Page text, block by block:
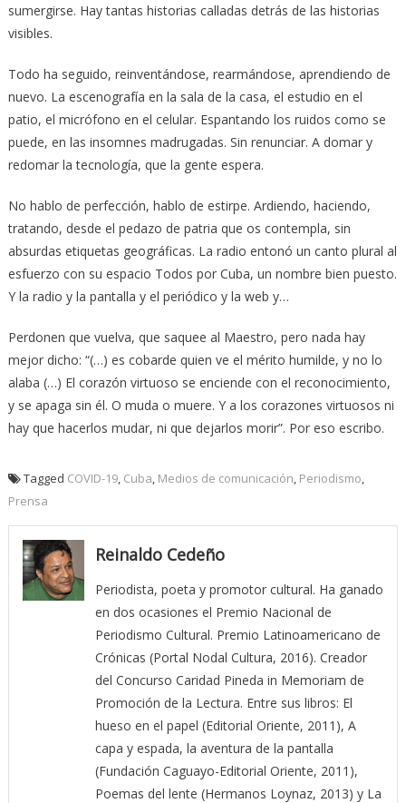
sumergirse. Hay tantas historias calladas detrás de las historias
visibles.
Todo ha seguido, reinventándose, rearmándose, aprendiendo de
nuevo. La escenografía en la sala de la casa, el estudio en el
patio, el micrófono en el celular. Espantando los ruidos como se
puede, en las insomnes madrugadas. Sin renunciar. A domar y
redomar la tecnología, que la gente espera.
No hablo de perfección, hablo de estirpe. Ardiendo, haciendo,
tratando, desde el pedazo de patria que os contempla, sin
absurdas etiquetas geográficas. La radio entonó un canto plural al
esfuerzo con su espacio Todos por Cuba, un nombre bien puesto.
Y la radio y la pantalla y el periódico y la web y…
Perdonen que vuelva, que saquee al Maestro, pero nada hay
mejor dicho: “(…) es cobarde quien ve el mérito humilde, y no lo
alaba (…) El corazón virtuoso se enciende con el reconocimiento,
y se apaga sin él. O muda o muere. Y a los corazones virtuosos ni
hay que hacerlos mudar, ni que dejarlos morir”. Por eso escribo.
Tagged COVID-19, Cuba Medios de comunicación Periodismo
Prensa
Reinaldo Cedeño
Periodista, poeta y promotor cultural. Ha ganado
en dos ocasiones el Premio Nacional de
Periodismo Cultural. Premio Latinoamericano de
Crónicas (Portal Nodal Cultura, 2016). Creador
del Concurso Caridad Pineda in Memoriam de
Promoción de la Lectura. Entre sus libros: El
hueso en el papel (Editorial Oriente, 2011), A
capa y espada, la aventura de la pantalla
(Fundación Caguayo-Editorial Oriente, 2011),
Poemas del lente (Hermanos Loynaz, 2013) y La